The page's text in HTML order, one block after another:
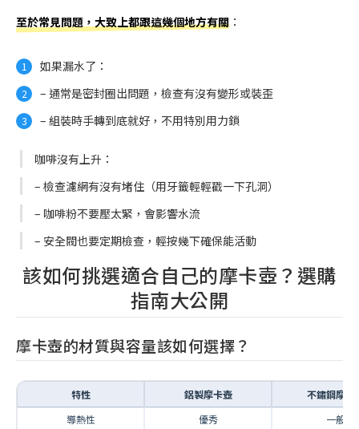
至於常見問題，大致上都跟這幾個地方有關 ：
如果漏水了：
– 通常是密封圈出問題，檢查有沒有變形或裝歪
– 組裝時手轉到底就好，不用特別用力鎖
咖啡沒有上升：
– 檢查濾網有沒有堵住（用牙籤輕輕戳一下孔洞）
– 咖啡粉不要壓太緊，會影響水流
– 安全閥也要定期檢查，輕按幾下確保能活動
該如何挑選適合自己的摩卡壺？選購
指南大公開
摩卡壺的材質與容量該如何選擇？
特性 鋁製摩卡壺
不鏽鋼摩卡
導熱性
優秀
一般